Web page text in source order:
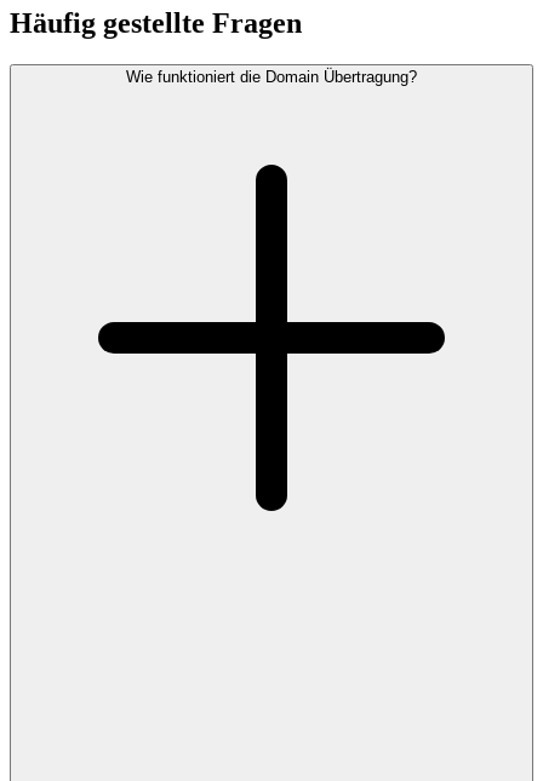
Häufig gestellte Fragen
Wie funktioniert die Domain Übertragung?